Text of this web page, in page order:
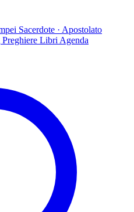
Sacerdote · Apostolato
Preghiere Libri Agenda